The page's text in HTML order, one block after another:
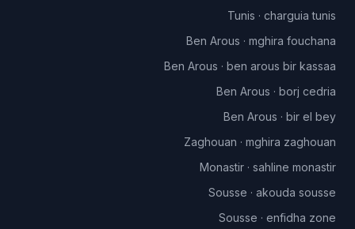
Tunis · charguia tunis
Ben Arous · mghira fouchana
Ben Arous · ben arous bir kassaa
Ben Arous · borj cedria
Ben Arous · bir el bey
Zaghouan · mghira zaghouan
Monastir · sahline monastir
Sousse · akouda sousse
Sousse · enfidha zone